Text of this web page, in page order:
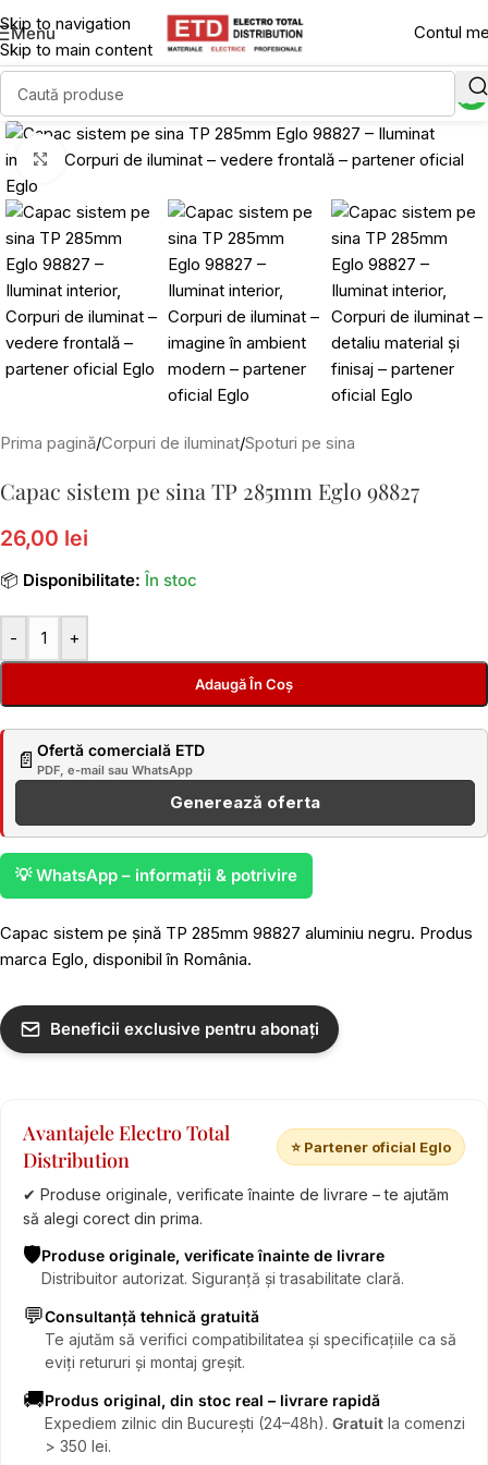
Skip to navigation
Skip to main content
Menu Contul
Click to enlarge
Prima pagină/Corpuri de iluminat/Spoturi pe sina
Capac sistem pe sina TP 285mm Eglo 98827
26,00 lei
📦 Disponibilitate: În stoc
- +
Adaugă În Coș
📄 Ofertă comercială ETD
PDF, e-mail sau WhatsApp
Generează oferta
💡 WhatsApp – informații & potrivire
Capac sistem pe șină TP 285mm 98827 aluminiu negru. Produs
marca Eglo, disponibil în România.
Beneficii exclusive pentru abonați
Avantajele Electro Total
Distribution
⭐ Partener oficial Eglo
✔ Produse originale, verificate înainte de livrare – te ajutăm
să alegi corect din prima.
🛡️Produse originale, verificate înainte de livrare
Distribuitor autorizat. Siguranță și trasabilitate clară.
💬Consultanță tehnică gratuită
Te ajutăm să verifici compatibilitatea și specificațiile ca să
eviți retururi și montaj greșit.
🚚Produs original, din stoc real – livrare rapidă
Expediem zilnic din București (24–48h). Gratuit la comenzi
> 350 lei.